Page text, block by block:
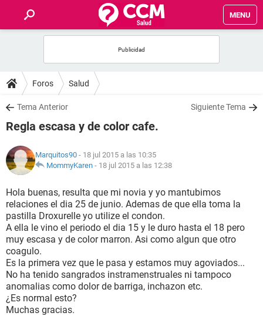
MENU
FOROS
SALUD
FAMILIA
NUTRICIÓN
BIENESTAR
SEXUALIDAD
GLOSARIO
Foros Salud
Tema Anterior Siguiente Tema
Regla escasa y de color cafe.
Marquitos90 - 18 jul 2015 a las 10:35
MommyKaren - 18 jul 2015 a las 12:38
Hola buenas, resulta que mi novia y yo mantubimos
relaciones el dia 25 de junio. Ademas de que ella toma la
pastilla Droxurelle yo utilize el condon.
A ella le vino el periodo el dia 15 y le duro hasta el 18 pero
muy escasa y de color marron. Asi como algun que otro
coagulo.
Es la primera vez que le pasa y estamos muy agoviados...
No ha tenido sangrados instramenstruales ni tampoco
anomalias como dolor de barriga, inchazon etc.
¿Es normal esto?
Muchas gracias.